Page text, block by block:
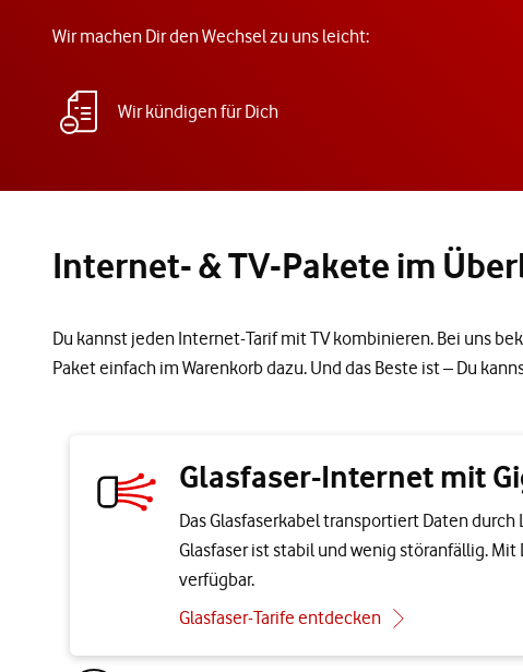
Wir machen Dir den Wechsel zu uns leicht:
Wir kündigen für Dich
Internet- & TV-Pakete im
Du kannst jeden Internet-Tarif mit TV kombinieren. Bei uns
Paket einfach im Warenkorb dazu. Und das Beste ist – Du
Glasfaser-Internet mit
Das Glasfaserkabel transportiert Daten
Glasfaser ist stabil und wenig störanfällig.
verfügbar.
Glasfaser-Tarife entdecken